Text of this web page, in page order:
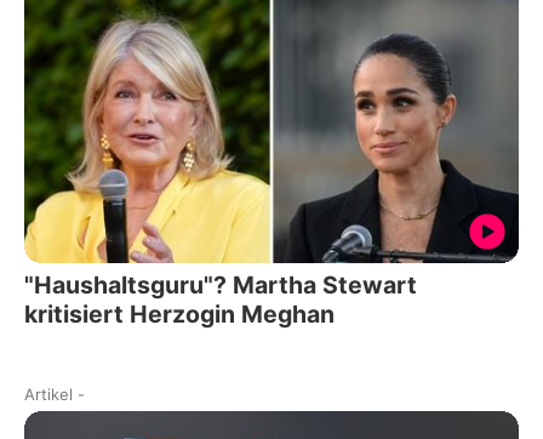
"Haushaltsguru"? Martha Stewart
kritisiert Herzogin Meghan
Artikel -